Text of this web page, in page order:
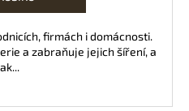
firmách i domácnosti.
a zabraňuje jejich šíření, a